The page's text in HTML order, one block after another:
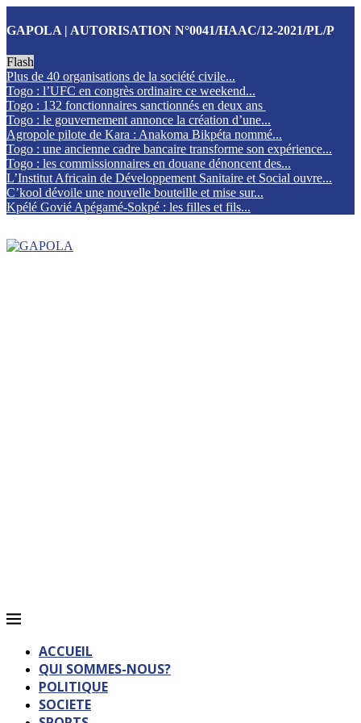
GAPOLA | AUTORISATION N°0041/HAAC/12-2021/PL/P
Flash
Plus de 40 organisations de la société civile...
Togo : l’UFC en congrès ordinaire ce weekend...
Togo : 132 fonctionnaires sanctionnés en deux ans
Togo : le gouvernement annonce la création d’une...
Agropole pilote de Kara : Anakoma Bikpéta nommé...
Togo : une ancienne cadre bancaire transforme son expérience...
Togo : les commissionnaires en douane dénoncent des...
L’Institut Africain de Développement Sanitaire et Social ouvre...
C’kool dévoile une nouvelle bouteille et mise sur...
Kpélé Govié Apégamé-Sokpé : les filles et fils...
ACCUEIL
QUI SOMMES-NOUS?
POLITIQUE
SOCIETE